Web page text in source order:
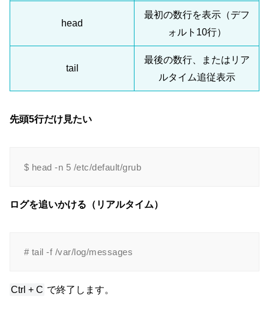
head
最初の数行を表示（デフ
ォルト10行）
tail
最後の数行、またはリア
ルタイム追従表示
先頭5行だけ見たい
ログを追いかける（リアルタイム）
Ctrl + C で終了します。